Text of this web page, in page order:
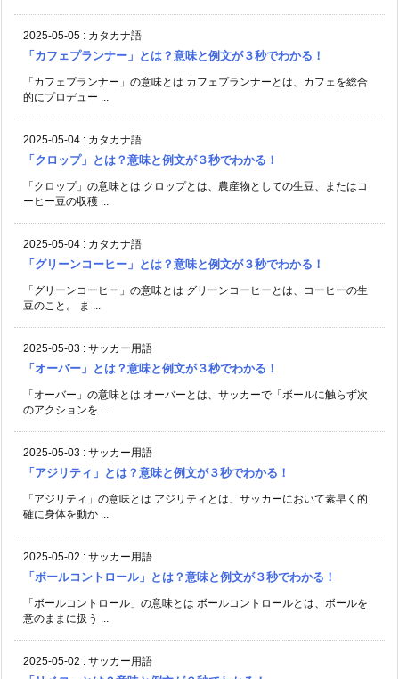
2025-05-05 : カタカナ語
「カフェプランナー」とは？意味と例文が３秒でわかる！
「カフェプランナー」の意味とは カフェプランナーとは、カフェを総合
的にプロデュー ...
2025-05-04 : カタカナ語
「クロップ」とは？意味と例文が３秒でわかる！
「クロップ」の意味とは クロップとは、農産物としての生豆、またはコ
ーヒー豆の収穫 ...
2025-05-04 : カタカナ語
「グリーンコーヒー」とは？意味と例文が３秒でわかる！
「グリーンコーヒー」の意味とは グリーンコーヒーとは、コーヒーの生
豆のこと。 ま ...
2025-05-03 : サッカー用語
「オーバー」とは？意味と例文が３秒でわかる！
「オーバー」の意味とは オーバーとは、サッカーで「ボールに触らず次
のアクションを ...
2025-05-03 : サッカー用語
「アジリティ」とは？意味と例文が３秒でわかる！
「アジリティ」の意味とは アジリティとは、サッカーにおいて素早く的
確に身体を動か ...
2025-05-02 : サッカー用語
「ボールコントロール」とは？意味と例文が３秒でわかる！
「ボールコントロール」の意味とは ボールコントロールとは、ボールを
意のままに扱う ...
2025-05-02 : サッカー用語